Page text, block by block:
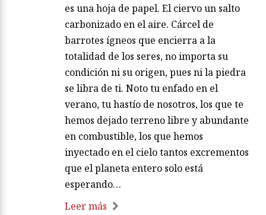
es una hoja de papel. El ciervo un salto
carbonizado en el aire. Cárcel de
barrotes ígneos que encierra a la
totalidad de los seres, no importa su
condición ni su origen, pues ni la piedra
se libra de ti. Noto tu enfado en el
verano, tu hastío de nosotros, los que te
hemos dejado terreno libre y abundante
en combustible, los que hemos
inyectado en el cielo tantos excrementos
que el planeta entero solo está
esperando…
Leer más